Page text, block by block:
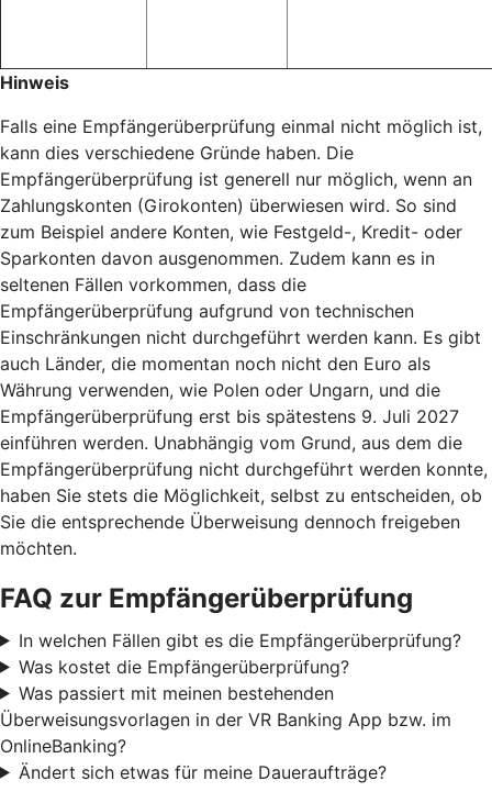
Hinweis
Falls eine Empfängerüberprüfung einmal nicht möglich ist,
kann dies verschiedene Gründe haben. Die
Empfängerüberprüfung ist generell nur möglich, wenn an
Zahlungskonten (Girokonten) überwiesen wird. So sind
zum Beispiel andere Konten, wie Festgeld-, Kredit- oder
Sparkonten davon ausgenommen. Zudem kann es in
seltenen Fällen vorkommen, dass die
Empfängerüberprüfung aufgrund von technischen
Einschränkungen nicht durchgeführt werden kann. Es gibt
auch Länder, die momentan noch nicht den Euro als
Währung verwenden, wie Polen oder Ungarn, und die
Empfängerüberprüfung erst bis spätestens 9. Juli 2027
einführen werden. Unabhängig vom Grund, aus dem die
Empfängerüberprüfung nicht durchgeführt werden konnte,
haben Sie stets die Möglichkeit, selbst zu entscheiden, ob
Sie die entsprechende Überweisung dennoch freigeben
möchten.
FAQ zur Empfängerüberprüfung
In welchen Fällen gibt es die Empfängerüberprüfung?
Was kostet die Empfängerüberprüfung?
Was passiert mit meinen bestehenden
Überweisungsvorlagen in der VR Banking App bzw. im
OnlineBanking?
Ändert sich etwas für meine Daueraufträge?